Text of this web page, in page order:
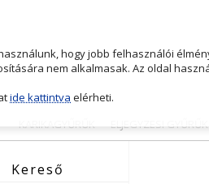
KARIKAGYŰRŰK ELJEGYZESI GYŰRŰK
Kereső
hogy jobb felhasználói
nem alkalmasak. Az oldal
ide kattintva elérheti.